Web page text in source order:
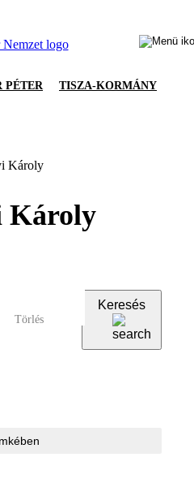
PÉTER TISZA-KORMÁNY
Károly
Keresés